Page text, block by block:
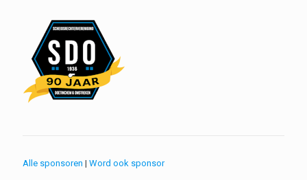
Alle sponsoren | Word ook sponsor